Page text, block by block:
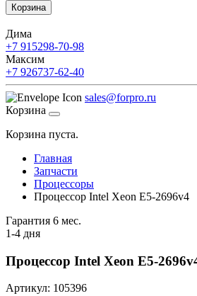
Корзина
Дима
+7 915298-70-98
Максим
+7 926737-62-40
sales@forpro.ru
Корзина
Корзина пуста.
Главная
Запчасти
Процессоры
Процессор Intel Xeon E5-2696v4
Гарантия 6 мес.
1-4 дня
Процессор Intel Xeon E5-
Артикул: 105396